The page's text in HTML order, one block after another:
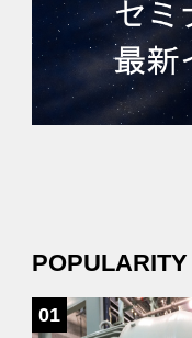
POPULARITY
01